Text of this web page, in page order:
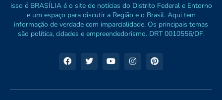
isso é BRASÍLIA é o site de notícias do Distrito Federal e Entorno
e um espaço para discutir a Região e o Brasil. Aqui tem
informação de verdade com imparcialidade. Os principais temas
são política, cidades e empreendedorismo. DRT 0010556/DF.